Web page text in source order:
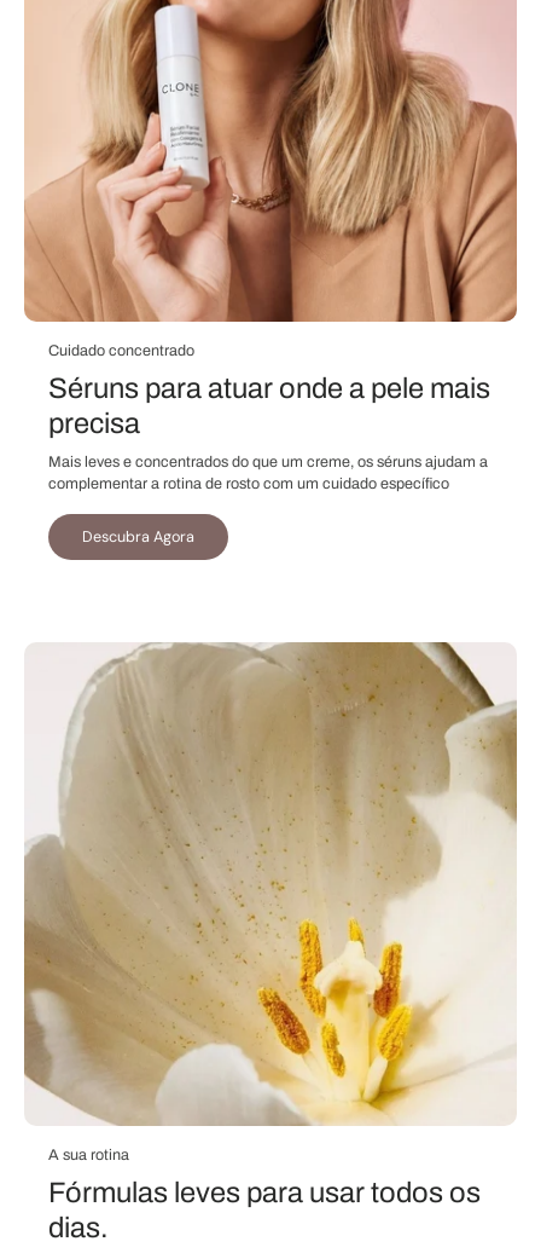
Cuidado concentrado
Séruns para atuar onde a pele mais
precisa
Mais leves e concentrados do que um creme, os séruns ajudam a
complementar a rotina de rosto com um cuidado específico
Descubra Agora
A sua rotina
Fórmulas leves para usar todos os
dias.